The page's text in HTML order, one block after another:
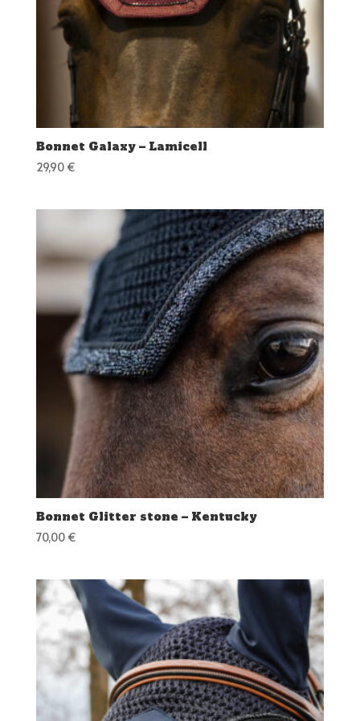
Bonnet Galaxy – Lamicell
29,90€
Bonnet Glitter stone – Kentucky
70,00€